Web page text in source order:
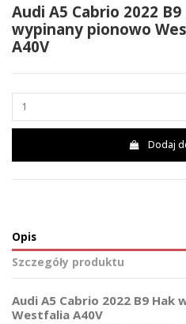
Audi A5 Cabrio 2022
wypinany pionowo
A40V
Dodaj
Opis
Szczegóły produktu
Audi A5 Cabrio 2022 B9 Hak
Westfalia A40V